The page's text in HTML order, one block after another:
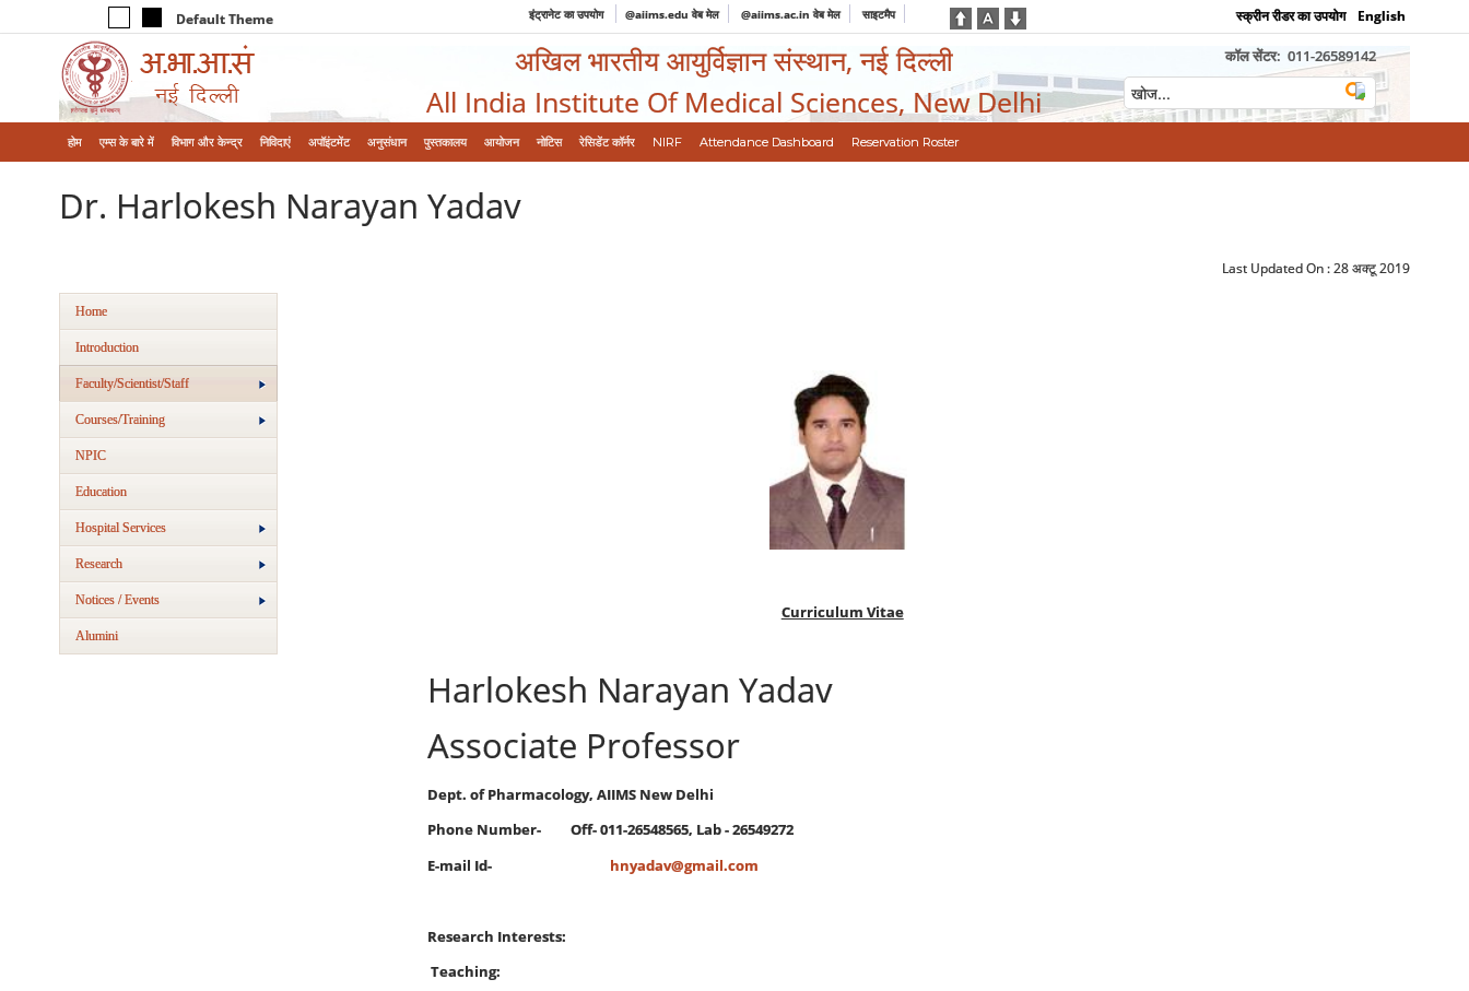
Default Theme इंट्रानेट का उपयोग @aiims.edu वेब मेल @aiims.ac.in वेब मेल साइटमैप स्क्रीन रीडर का उपयोग English
अखिल भारतीय आयुर्विज्ञान संस्थान, नई दिल्ली
All India Institute Of Medical Sciences, New Delhi
कॉल सेंटर: 011-26589142
होम एम्‍स के बारे में विभाग और केन्‍द्र निविदाएं अपॉइंटमेंट अनुसंधान पुस्तकालय आयोजन नोटिस रेसिडेंट कॉर्नर NIRF Attendance Dashboard Reservation Roster
Dr. Harlokesh Narayan Yadav
Last Updated On :28 अक्टू 2019
Home
Introduction
Faculty/Scientist/Staff
Courses/Training
NPIC
Education
Hospital Services
Research
Notices / Events
Alumini
Curriculum Vitae
Harlokesh Narayan Yadav
Associate Professor
Dept. of Pharmacology, AIIMS New Delhi
Phone Number- Off- 011-26548565, Lab - 26549272
E-mail Id- hnyadav@gmail.com
Research Interests:
Teaching: